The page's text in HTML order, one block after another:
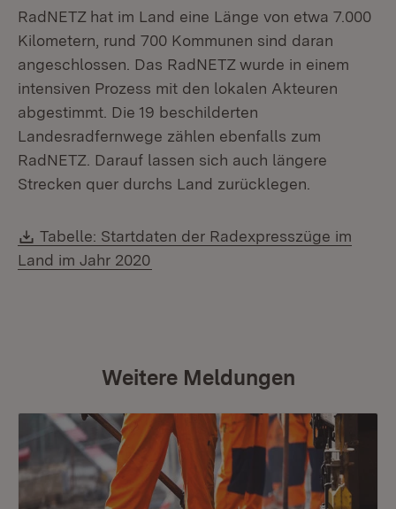
RadNETZ hat im Land eine Länge von etwa 7.000
Kilometern, rund 700 Kommunen sind daran
angeschlossen. Das RadNETZ wurde in einem
intensiven Prozess mit den lokalen Akteuren
abgestimmt. Die 19 beschilderten
Landesradfernwege zählen ebenfalls zum
RadNETZ. Darauf lassen sich auch längere
Strecken quer durchs Land zurücklegen.
Download:
Tabelle: Startdaten der Radexpresszüge im
Land im Jahr 2020
Weitere Meldungen